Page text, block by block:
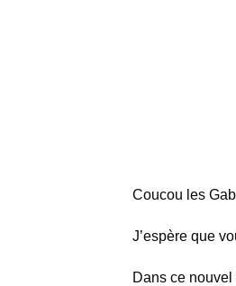
Coucou les
J’espère que
Dans ce